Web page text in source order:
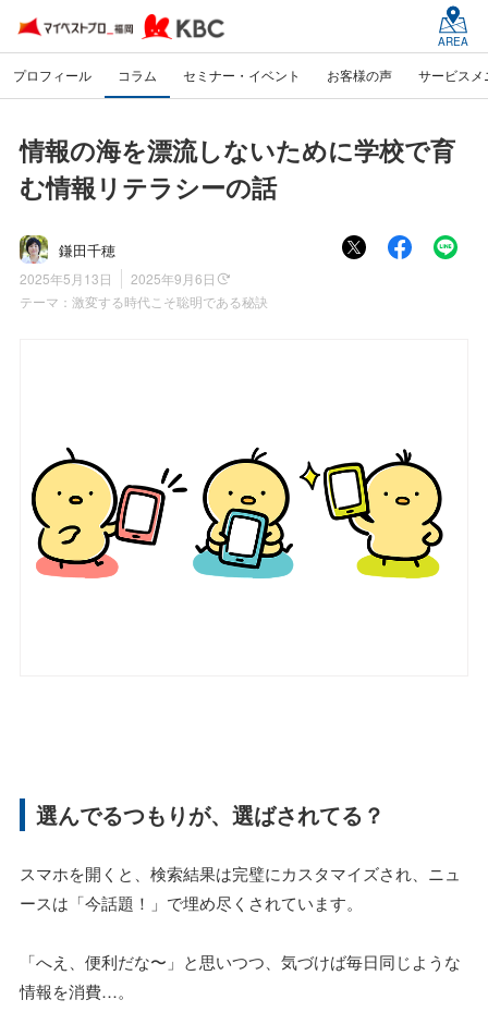
AREA
プロフィール コラム セミナー・イベント お客様の声 サービスメ
情報の海を漂流しないために学校で育
む情報リテラシーの話
鎌田千穂
2025年5月13日
2025年9月6日
テーマ： 激変する時代こそ聡明である秘訣
選んでるつもりが、選ばされてる？
スマホを開くと、検索結果は完璧にカスタマイズされ、ニュ
ースは「今話題！」で埋め尽くされています。
「へえ、便利だな〜」と思いつつ、気づけば毎日同じような
情報を消費…。